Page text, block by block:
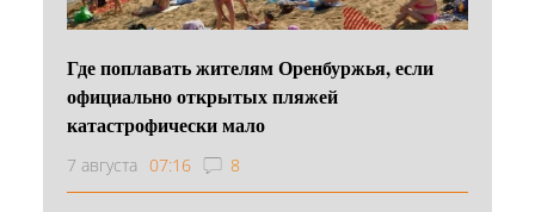
Где поплавать жителям Оренбуржья, если
официально открытых пляжей
катастрофически мало
7 августа 07:16 8